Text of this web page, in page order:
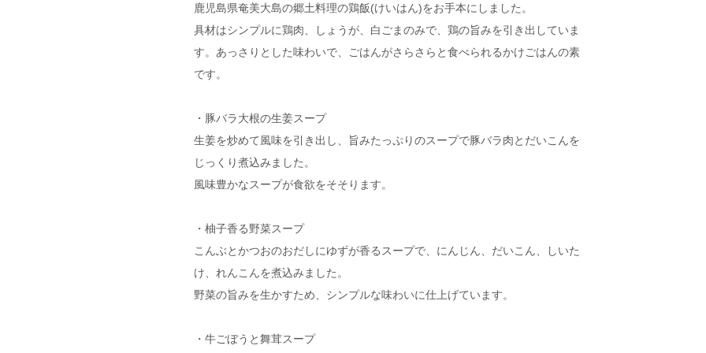
鹿児島県奄美大島の郷土料理の鶏飯(けいはん)をお手本にしました。
具材はシンプルに鶏肉、しょうが、白ごまのみで、鶏の旨みを引き出していま
す。あっさりとした味わいで、ごはんがさらさらと食べられるかけごはんの素
です。
・豚バラ大根の生姜スープ
生姜を炒めて風味を引き出し、旨みたっぷりのスープで豚バラ肉とだいこんを
じっくり煮込みました。
風味豊かなスープが食欲をそそります。
・柚子香る野菜スープ
こんぶとかつおのおだしにゆずが香るスープで、にんじん、だいこん、しいた
け、れんこんを煮込みました。
野菜の旨みを生かすため、シンプルな味わいに仕上げています。
・牛ごぼうと舞茸スープ